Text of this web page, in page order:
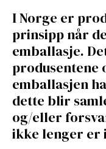
I Norge er
prinsipp når
emballasje.
produsentene
emballasjen
dette blir
og/eller
ikke lenger er